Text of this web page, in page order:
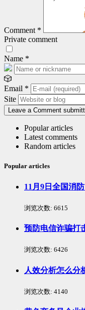
Comment *
Private comment
Name *
🎲
Email *
Site
Leave a Comment
Popular articles
Latest comments
Random articles
Popular articles
11月9日全国消
浏览次数: 6615
预防电信诈骗打
浏览次数: 6426
人效分析怎么分
浏览次数: 4140